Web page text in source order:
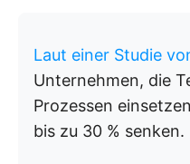
Laut einer Studie
Unternehmen, die
Prozessen
bis zu 30 % senken.